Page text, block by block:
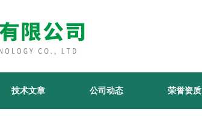
技术文章 公司动态 荣誉资质